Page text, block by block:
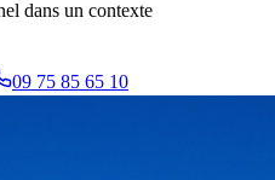
dans un contexte
09 75 85 65 10